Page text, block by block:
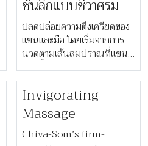
work on specific
pressure points to
release tension in the
area. We finish the
treatment with a blow
dry.
ชั้นลึกแบบชีวาศรม​
​​ปลดปล่อยความตึงเครียดของ
แขนและมือ โดยเริ่มจากการ
นวดตามเส้นลมปราณที่แขน
จากนั้นจึงนวดจุดสะท้อนใน
ฝ่ามือและนิ้ว​
Invigorating
Massage
Chiva-Som’s firm-